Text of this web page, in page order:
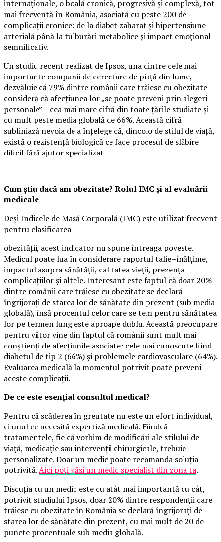
internaționale, o boală cronică, progresivă și complexă, tot
mai frecventă în România, asociată cu peste 200 de
complicații cronice: de la diabet zaharat și hipertensiune
arterială până la tulburări metabolice și impact emoțional
semnificativ.
Un studiu recent realizat de Ipsos, una dintre cele mai
importante companii de cercetare de piață din lume,
dezvăluie că 79% dintre românii care trăiesc cu obezitate
consideră că afecțiunea lor „se poate preveni prin alegeri
personale” – cea mai mare cifră din toate țările studiate și
cu mult peste media globală de 66%. Această cifră
subliniază nevoia de a înțelege că, dincolo de stilul de viață,
există o rezistență biologică ce face procesul de slăbire
dificil fără ajutor specializat.
Cum știu dacă am obezitate? Rolul IMC și al evaluării
medicale
Deși Indicele de Masă Corporală (IMC) este utilizat frecvent
pentru clasificarea
obezității, acest indicator nu spune întreaga poveste.
Medicul poate lua în considerare raportul talie–înălțime,
impactul asupra sănătății, calitatea vieții, prezența
complicațiilor și altele. Interesant este faptul că doar 20%
dintre românii care trăiesc cu obezitate se declară
îngrijorați de starea lor de sănătate din prezent (sub media
globală), însă procentul celor care se tem pentru sănătatea
lor pe termen lung este aproape dublu. Această preocupare
pentru viitor vine din faptul că românii sunt mult mai
conștienți de afecțiunile asociate: cele mai cunoscute fiind
diabetul de tip 2 (66%) și problemele cardiovasculare (64%).
Evaluarea medicală la momentul potrivit poate preveni
aceste complicații.
De ce este esențial consultul medical?
Pentru că scăderea în greutate nu este un efort individual,
ci unul ce necesită expertiză medicală. Fiindcă
tratamentele, fie că vorbim de modificări ale stilului de
viață, medicație sau intervenții chirurgicale, trebuie
personalizate. Doar un medic poate recomanda soluția
potrivită.Aici poți găsi un medic specialist din zona ta.
Discuția cu un medic este cu atât mai importantă cu cât,
potrivit studiului Ipsos, doar 20% dintre respondenții care
trăiesc cu obezitate în România se declară îngrijorați de
starea lor de sănătate din prezent, cu mai mult de 20 de
puncte procentuale sub media globală.